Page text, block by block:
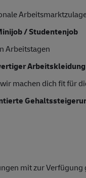
/ Studentenjob
Arbeitstagen
Arbeitskleidung
machen dich fit für
mit zur